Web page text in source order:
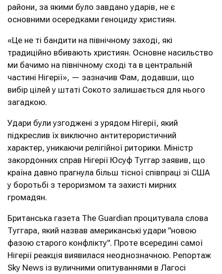
райони, за якими було завдано ударів, не є
основними осередками геноциду християн.
«Це не ті бандити на північному заході, які
традиційно вбивають християн. Основне насильство
ми бачимо на північному сході та в центральній
частині Нігерії», — зазначив Фам, додавши, що
вибір цілей у штаті Сокото залишається для нього
загадкою.
Удари були узгоджені з урядом Нігерії, який
підкреслив їх виключно антитерористичний
характер, уникаючи релігійної риторики. Міністр
закордонних справ Нігерії Юсуф Туггар заявив, що
країна давно прагнула більш тісної співпраці зі США
у боротьбі з тероризмом та захисті мирних
громадян.
Британська газета The Guardian процитувала слова
Туггара, який назвав американські удари "новою
фазою старого конфлікту". Проте всередині самої
Нігерії реакція виявилася неоднозначною. Репортаж
Sky News із вуличними опитуваннями в Лагосі